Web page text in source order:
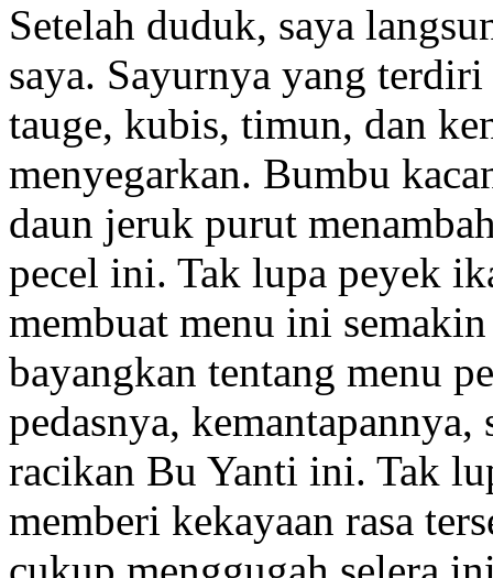
Setelah duduk, saya
saya. Sayurnya yang
tauge, kubis, timun, dan
menyegarkan. Bumbu
daun jeruk purut
pecel ini. Tak lupa peyek
membuat menu ini
bayangkan tentang menu
pedasnya,
racikan Bu Yanti ini. Tak
memberi kekayaan rasa